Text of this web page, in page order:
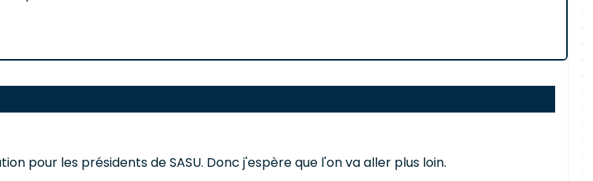
pour les présidents de SASU. Donc j'espère que l'on va aller plus loin.